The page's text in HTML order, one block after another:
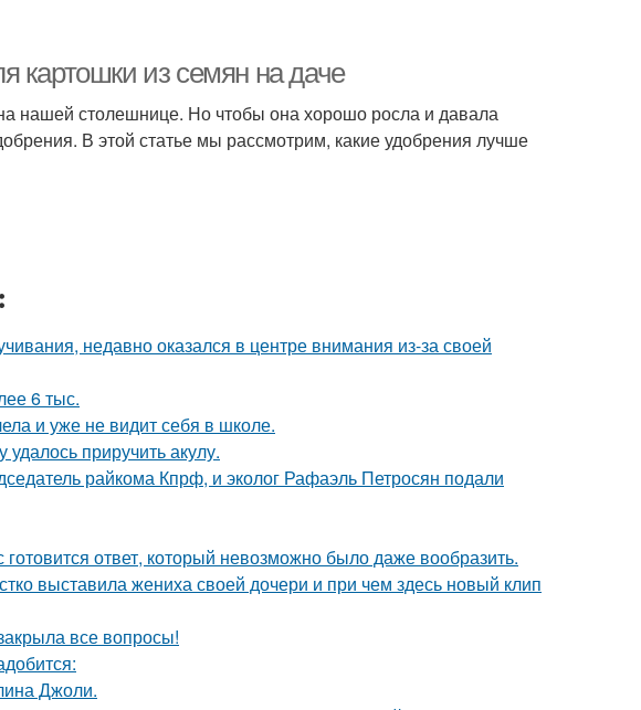
картошки из семян на даче
нашей столешнице. Но чтобы она хорошо росла и давала
В этой статье мы рассмотрим, какие удобрения лучше
недавно оказался в центре внимания из-за своей
6 тыс.
и уже не видит себя в школе.
приручить акулу.
райкома Кпрф, и эколог Рафаэль Петросян подали
ответ, который невозможно было даже вообразить.
выставила жениха своей дочери и при чем здесь новый клип
все вопросы!
Джоли.